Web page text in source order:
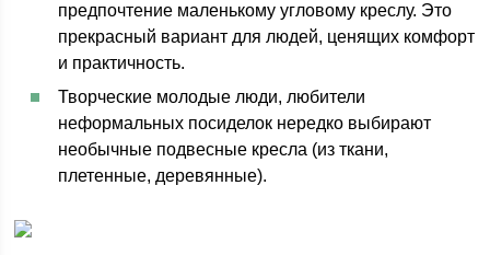
предпочтение маленькому угловому креслу. Это
прекрасный вариант для людей, ценящих комфорт
и практичность.
Творческие молодые люди, любители
неформальных посиделок нередко выбирают
необычные подвесные кресла (из ткани,
плетенные, деревянные).